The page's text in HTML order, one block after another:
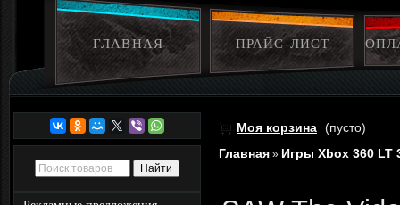
ГЛАВНАЯ ПРАЙС-ЛИСТ
Моя корзина (пусто)
Главная » Игры Xbox 360 LT